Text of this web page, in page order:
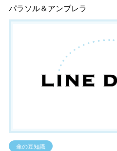
パラソル＆アンブレラ
傘の豆知識